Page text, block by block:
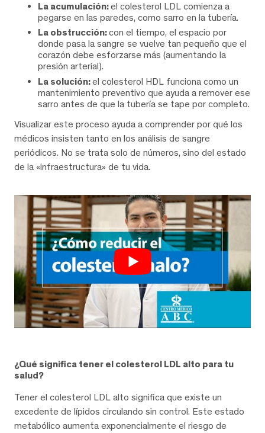
La acumulación:el colesterol LDL comienza a
pegarse en las paredes, como sarro en la tubería.
La obstrucción:con el tiempo, el espacio por
donde pasa la sangre se vuelve tan pequeño que el
corazón debe esforzarse más (aumentando la
presión arterial).
La solución:el colesterol HDL funciona como un
mantenimiento preventivo que ayuda a remover ese
sarro antes de que la tubería se tape por completo.
Visualizar este proceso ayuda a comprender por qué los
médicos insisten tanto en los análisis de sangre
periódicos. No se trata solo de números, sino del estado
de la «infraestructura» de tu vida.
¿Qué significa tener el colesterol LDL alto para tu
salud?
Tener el colesterol LDL alto significa que existe un
excedente de lípidos circulando sin control. Este estado
metabólico aumenta exponencialmente el riesgo de